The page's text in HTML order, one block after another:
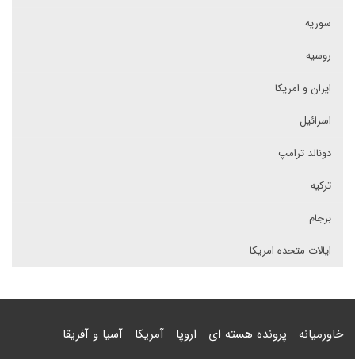
سوریه
روسیه
ایران و امریکا
اسرائیل
دونالد ترامپ
ترکیه
برجام
ایالات متحده امریکا
خاورمیانه پرونده هسته ای اروپا آمریکا آسیا و آفریقا